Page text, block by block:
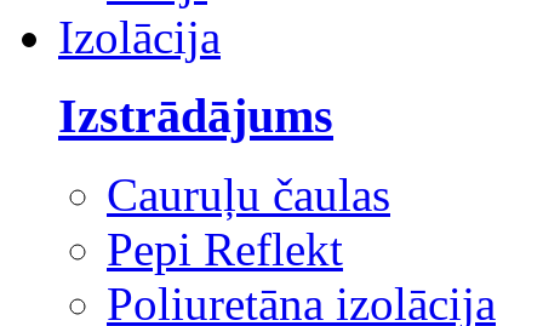
Izolācija
Izstrādājums
Cauruļu čaulas
Pepi Reflekt
Poliuretāna izolācija